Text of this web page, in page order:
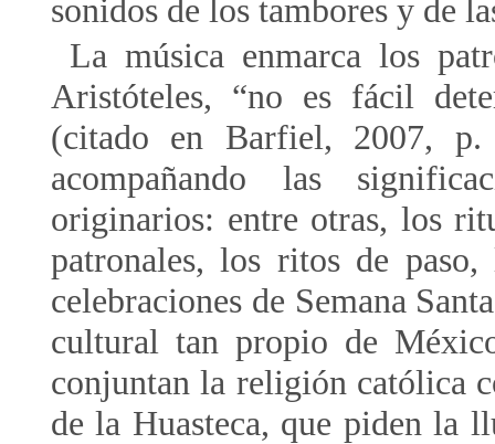
sonidos de los tambores y de
La música enmarca los
Aristóteles, “no es fácil
(citado en Barfiel, 2007,
acompañando las
originarios: entre otras, los
patronales, los ritos de
celebraciones de Semana
cultural tan propio de
conjuntan la religión católica
de la Huasteca, que piden la